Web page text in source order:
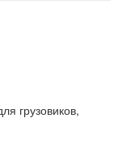
грузовиков,